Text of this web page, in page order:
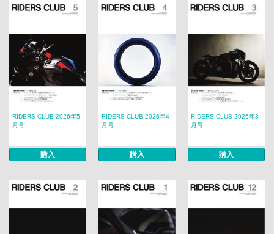
RIDERS CLUB 2026年5
月号
購入
RIDERS CLUB 2026年4
月号
購入
RIDERS CLUB 2026年3
月号
購入